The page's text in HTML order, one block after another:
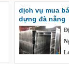
dịch vụ mua
dựng đà nẵng